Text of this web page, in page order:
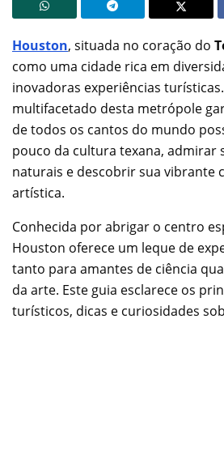
Houston, situada no coração do
como uma cidade rica em
inovadoras experiências
multifacetado desta metrópole
de todos os cantos do mundo
pouco da cultura texana, admirar
naturais e descobrir sua vibrante
artística.
Conhecida por abrigar o centro
Houston oferece um leque de
tanto para amantes de ciência
da arte. Este guia esclarece os
turísticos, dicas e curiosidades